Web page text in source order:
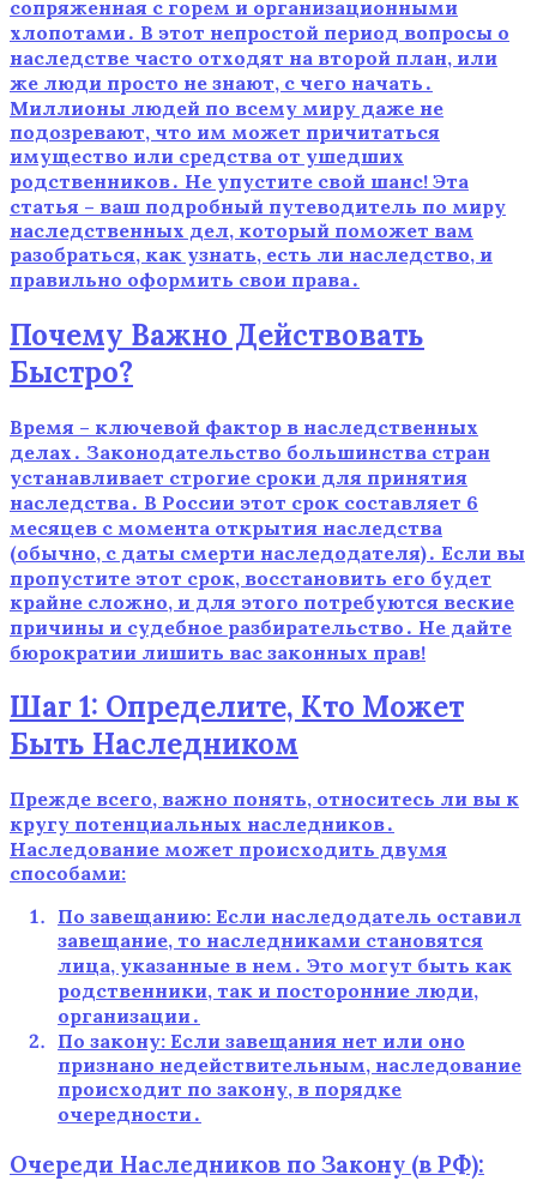
сопряженная с горем и организационными
хлопотами․ В этот непростой период вопросы о
наследстве часто отходят на второй план, или
же люди просто не знают, с чего начать․
Миллионы людей по всему миру даже не
подозревают, что им может причитаться
имущество или средства от ушедших
родственников․ Не упустите свой шанс! Эта
статья – ваш подробный путеводитель по миру
наследственных дел, который поможет вам
разобраться, как узнать, есть ли наследство, и
правильно оформить свои права․
Почему Важно Действовать
Быстро?
Время – ключевой фактор в наследственных
делах․ Законодательство большинства стран
устанавливает строгие сроки для принятия
наследства․ В России этот срок составляет 6
месяцев с момента открытия наследства
(обычно, с даты смерти наследодателя)․ Если вы
пропустите этот срок, восстановить его будет
крайне сложно, и для этого потребуются веские
причины и судебное разбирательство․ Не дайте
бюрократии лишить вас законных прав!
Шаг 1: Определите, Кто Может
Быть Наследником
Прежде всего, важно понять, относитесь ли вы к
кругу потенциальных наследников․
Наследование может происходить двумя
способами:
По завещанию: Если наследодатель оставил
завещание, то наследниками становятся
лица, указанные в нем․ Это могут быть как
родственники, так и посторонние люди,
организации․
По закону: Если завещания нет или оно
признано недействительным, наследование
происходит по закону, в порядке
очередности․
Очереди Наследников по Закону (в РФ):